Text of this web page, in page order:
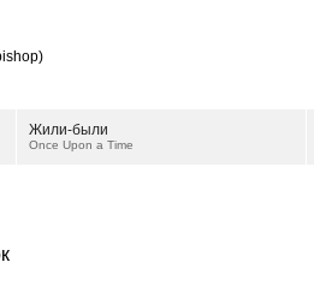
Жили-были
Once Upon a Time